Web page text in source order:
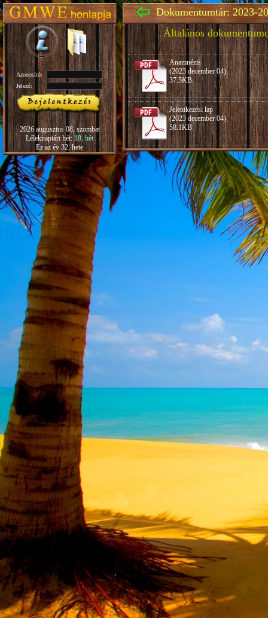
Azonosító:
Jelszó:
2026 augusztus 08, szombat
Léleknaptári hét:18. hét
Ez az év 32. hete
Dokumentumtár: 2023-
Általános
Anamnézis
(2023 december 04)
37.5KB
Jelentkezési lap
(2023 december 04)
58.1KB